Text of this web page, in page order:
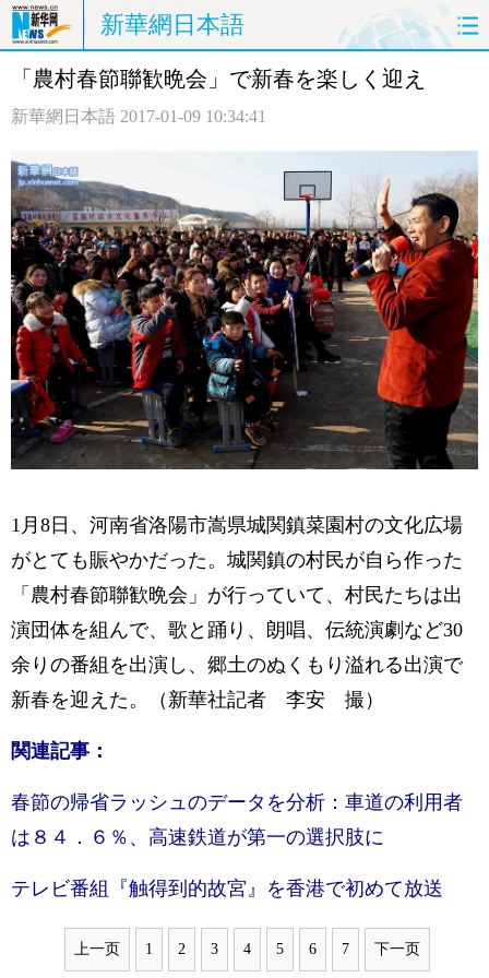
新華網日本語
ホームページ 政治 経済
観光 写真
中日対訳
「農村春節聯歓晩会」で新春を楽しく迎え
新華網日本語 2017-01-09 10:34:41
1月8日、河南省洛陽市嵩県城関鎮菜園村の文化広場
がとても賑やかだった。城関鎮の村民が自ら作った
「農村春節聯歓晩会」が行っていて、村民たちは出
演団体を組んで、歌と踊り、朗唱、伝統演劇など30
余りの番組を出演し、郷土のぬくもり溢れる出演で
新春を迎えた。（新華社記者 李安 撮）
関連記事：
春節の帰省ラッシュのデータを分析：車道の利用者
は８４．６％、高速鉄道が第一の選択肢に
テレビ番組『触得到的故宮』を香港で初めて放送
上一页 1 2 3 4 5 6 7 下一页